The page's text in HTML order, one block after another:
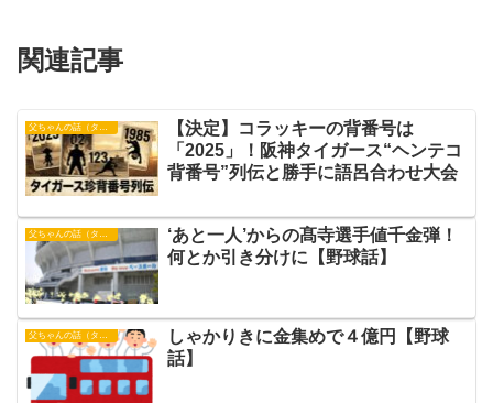
関連記事
【決定】コラッキーの背番号は
「2025」！阪神タイガース“ヘンテコ
背番号”列伝と勝手に語呂合わせ大会
父ちゃんの話（タイガース）
‘あと一人’からの髙寺選手値千金弾！
何とか引き分けに【野球話】
父ちゃんの話（タイガース）
しゃかりきに金集めで４億円【野球
話】